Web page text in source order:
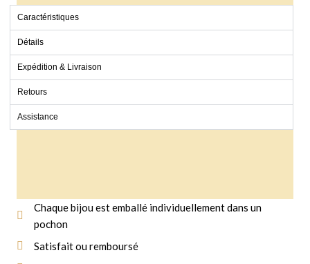
Caractéristiques
Détails
Expédition & Livraison
Retours
Assistance
Livraison Gratuite
À partir de 14,90 € d'achat
Chaque bijou est emballé individuellement dans un
pochon
Satisfait ou remboursé